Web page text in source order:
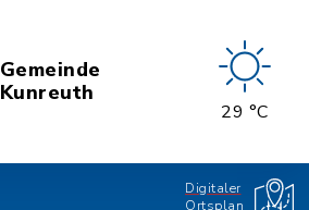
Gemeinde
Kunreuth
29 °C
Digitaler
Ortsplan